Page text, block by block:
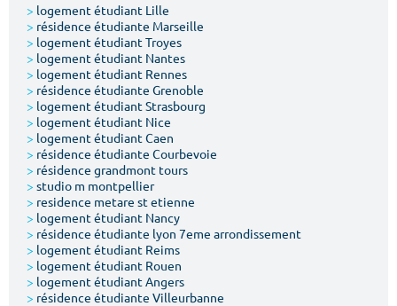
> logement étudiant Lille
> résidence étudiante Marseille
> logement étudiant Troyes
> logement étudiant Nantes
> logement étudiant Rennes
> résidence étudiante Grenoble
> logement étudiant Strasbourg
> logement étudiant Nice
> logement étudiant Caen
> résidence étudiante Courbevoie
> résidence grandmont tours
> studio m montpellier
> residence metare st etienne
> logement étudiant Nancy
> résidence étudiante lyon 7eme arrondissement
> logement étudiant Reims
> logement étudiant Rouen
> logement étudiant Angers
> résidence étudiante Villeurbanne